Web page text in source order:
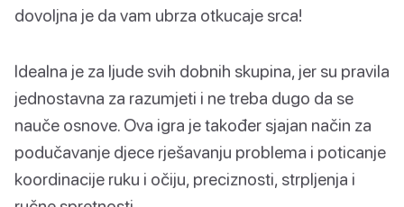
dovoljna je da vam ubrza otkucaje srca!
Idealna je za ljude svih dobnih skupina, jer su pravila
jednostavna za razumjeti i ne treba dugo da se
nauče osnove. Ova igra je također sjajan način za
podučavanje djece rješavanju problema i poticanje
koordinacije ruku i očiju, preciznosti, strpljenja i